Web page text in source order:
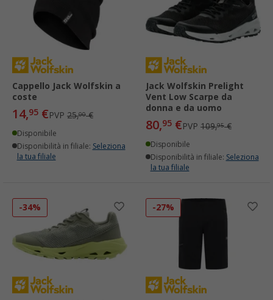
Cappello Jack Wolfskin a
coste
14,95 €PVP 25,00€
Disponibile
Disponibilità in filiale: Seleziona
la tua filiale
Jack Wolfskin Prelight
Vent Low Scarpe da
donna e da uomo
80,95 €PVP 109,95€
Disponibile
Disponibilità in filiale: Seleziona
la tua filiale
-34% -27%